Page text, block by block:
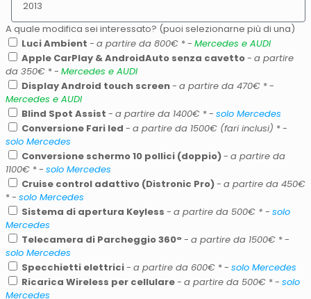
A quale modifica sei interessato? (puoi selezionarne più di una)
Luci Ambient - a partire da 800€ * - Mercedes e AUDI
Apple CarPlay & AndroidAuto senza cavetto- a partire
da 350€ * - Mercedes e AUDI
Display Android touch screen- a partire da 470€ * -
Mercedes e AUDI
Blind Spot Assist - a partire da 1400€ * - solo Mercedes
Conversione Fari led - a partire da 1500€ (fari inclusi) * -
solo Mercedes
Conversione schermo 10 pollici (doppio)- a partire da
1100€ * - solo Mercedes
Cruise control adattivo (Distronic Pro)- a partire da 450€
* - solo Mercedes
Sistema di apertura Keyless - a partire da 500€ * - solo
Mercedes
Telecamera di Parcheggio 360° - a partire da 1500€ * -
solo Mercedes
Specchietti elettrici- a partire da 600€ * - solo Mercedes
Ricarica Wireless per cellulare- a partire da 500€ * - solo
Mercedes